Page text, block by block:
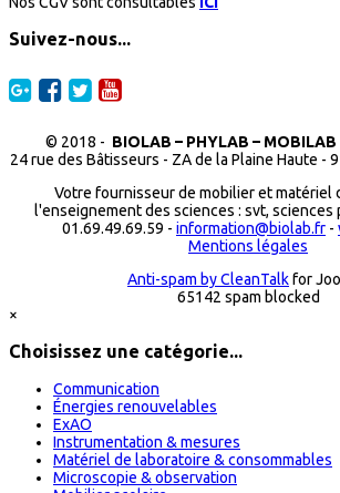
Suivez-nous...
© 2018 - BIOLAB – PHYLAB –
24 rue des Bâtisseurs - ZA de la Plaine Haute -
Votre fournisseur de mobilier et matériel
l'enseignement des sciences : svt, sciences
01.69.49.69.59 - information@biolab.fr -
Mentions légales
Anti-spam by CleanTalkfor
65142 spam blocked
×
Choisissez une catégorie...
Communication
Énergies renouvelables
ExAO
Instrumentation & mesures
Matériel de laboratoire & consommables
Microscopie & observation